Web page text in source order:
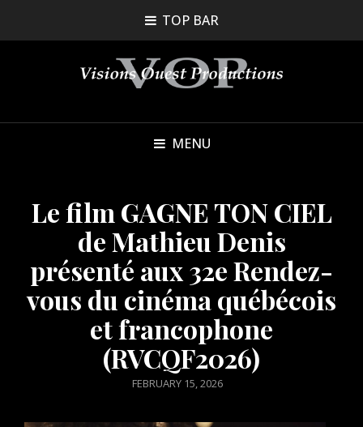
TOP BAR
MENU
Le film GAGNE TON CIEL
de Mathieu Denis
présenté aux 32e Rendez-
vous du cinéma québécois
et francophone
(RVCQF2026)
POSTED
FEBRUARY 15, 2026